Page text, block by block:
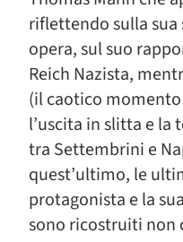
riflettendo sulla sua
opera, sul suo
Reich Nazista,
(il caotico
l’uscita in slitta e la
tra Settembrini e
quest’ultimo, le
protagonista e la
sono ricostruiti non